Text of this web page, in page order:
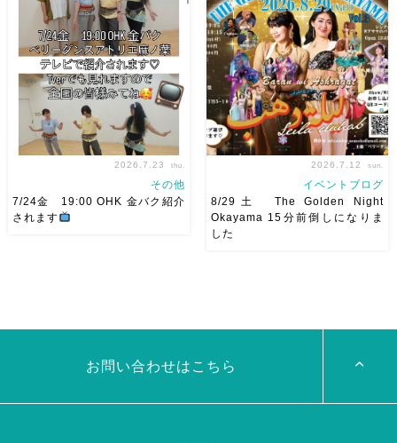
りにて踊らせていただきます♡
太鼓も叩くよー！私たちは
18:40頃から出演です屋台も出
てとても楽しいお祭りになりそ
う
私たちも踊った後は祭り
を楽しみます
遊びにいら
[…]
岡！The Golden Night
Okayama vol.4 本日8/1よりお
申し込みスタートです
【
Show 】 Guest DancerTixi
[…]
河合くんが来てくれました
2026.7.23 thu.
その他
7/24金 19:00 OHK 金バク紹介
されます
踊ってくれます♡ 東京から参
かしの曲をソロ踊ります […]
2026.7.12 sun.
イベントブログ
8/29土 The Golden Night
Okayama 15分前倒しになりま
した
お問い合わせはこちら